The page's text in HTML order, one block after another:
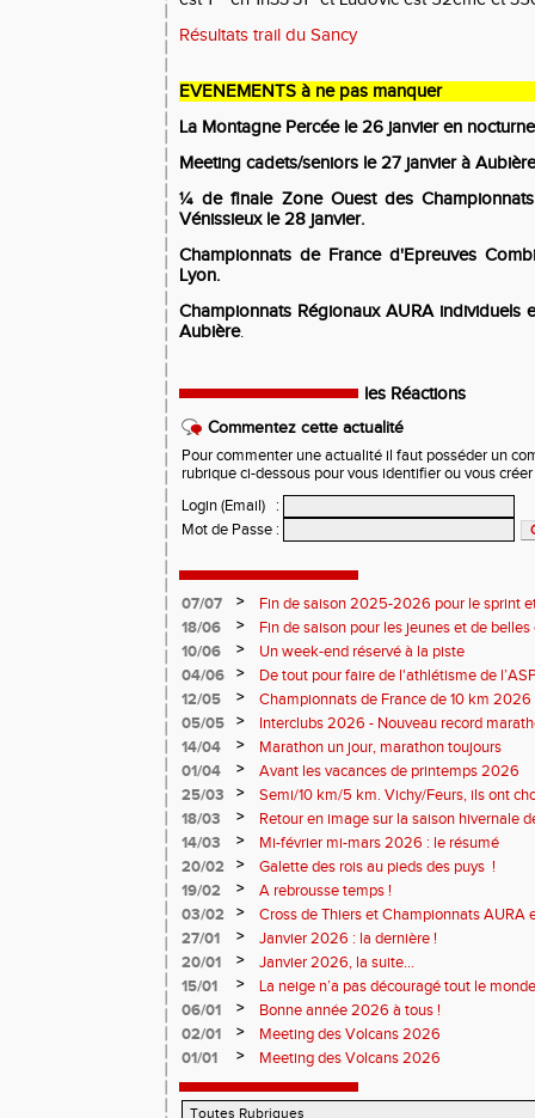
Résultats trail du Sancy
EVENEMENTS à ne pas manquer
La Montagne Percée le 26 janvier en
Meeting cadets/seniors le 27 janvier à
¼ de finale Zone Ouest des
Vénissieux le 28 janvier.
Championnats de France d'Epreuves
Lyon.
Championnats Régionaux AURA individuels
Aubière.
les Réactions
Commentez cette actualité
Pour commenter une actualité il faut posséder un
rubrique ci-dessous pour vous identifier ou vous
Login (Email)
:
Mot de Passe :
07/07 >
Fin de saison 2025-2026 pour le sprint
18/06
>
Fin de saison pour les jeunes et de
10/06
>
Un week-end réservé à la piste
04/06
>
De tout pour faire de l'athlétisme de
monde souriant
12/05 >
Championnats de France de 10 km
Soirées piste
05/05 >
Interclubs 2026 - Nouveau record
résultats
14/04 >
Marathon un jour, marathon toujours
01/04
>
Avant les vacances de printemps 2026
25/03
>
Semi/10 km/5 km. Vichy/Feurs, ils ont
18/03
>
Retour en image sur la saison hivernale
14/03
>
Mi-février mi-mars 2026 : le résumé
20/02
>
Galette des rois au pieds des puys !
19/02
>
A rebrousse temps !
03/02
>
Cross de Thiers et Championnats AURA
27/01
>
Janvier 2026 : la dernière !
20/01
>
Janvier 2026, la suite...
15/01
>
La neige n’a pas découragé tout le
06/01
>
Bonne année 2026 à tous !
02/01
>
Meeting des Volcans 2026
01/01
> Meeting des Volcans 2026